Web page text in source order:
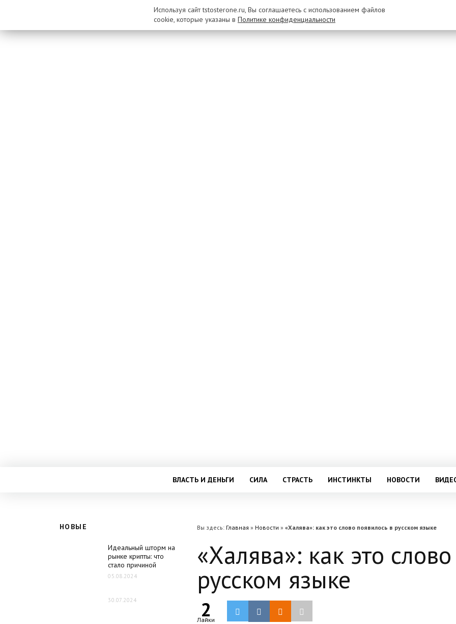
ВЛАСТЬ И ДЕНЬГИ СИЛА СТРАСТЬ ИНСТИНКТЫ НОВОСТИ
НОВЫЕ
Идеальный шторм на
рынке крипты: что
стало причиной
05.08.2024
30.07.2024
Вы здесь: Главная » Новости » «Халява»: как это слово появилось в русском языке
«Халява»: как это
русском языке
2
Лайки
Используя сайт tstosterone.ru, Вы соглашаетесь с использованием файлов
cookie, которые указаны в Политике конфиденциальности